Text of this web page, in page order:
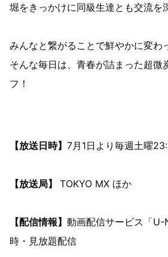
堀をきっかけに同級生達とも交流を
みんなと繋がることで鮮やかに変わ
そんな毎日は、青春が詰まった超微
フ！
【放送日時】 7月1日より毎週土曜
【放送局】 TOKYO MX ほか
【配信情報】 動画配信サービス「U-
時・見放題配信